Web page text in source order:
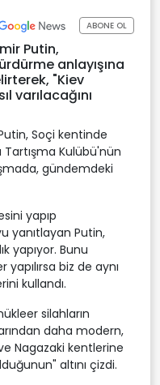
ABONE OL
Putin,
anlayışına
"Kiev
varılacağını
Soçi kentinde
Tartışma Kulübü'nün
gündemdeki
yapıp
yanıtlayan Putin,
yapıyor. Bunu
biz de aynı
kullandı.
silahların
daha modern,
Nagazaki kentlerine
altını çizdi.